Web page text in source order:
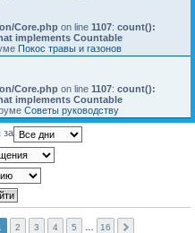
Core.php on line 1107: count():
implements Countable
Покос травы и газонов
Core.php on line 1107: count():
implements Countable
Советы руководству
за
2 3 4 5 16